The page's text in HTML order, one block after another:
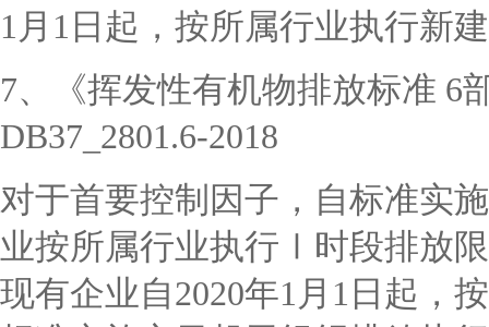
1月1日起，按所属行业执行新
7、《挥发性有机物排放标准 6
DB37_2801.6-2018
对于首要控制因子，自标准实
业按所属行业执行Ⅰ时段排放
现有企业自2020年1月1日起，